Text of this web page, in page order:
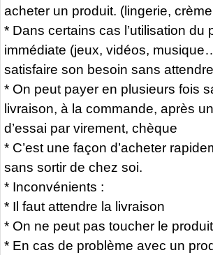
acheter un produit. (lingerie,
* Dans certains cas l’utilisation du
immédiate (jeux, vidéos,
satisfaire son besoin sans
* On peut payer en plusieurs fois
livraison, à la commande, après
d’essai par virement, chèque
* C’est une façon d’acheter
sans sortir de chez soi.
* Inconvénients :
* Il faut attendre la livraison
* On ne peut pas toucher le
* En cas de problème avec un